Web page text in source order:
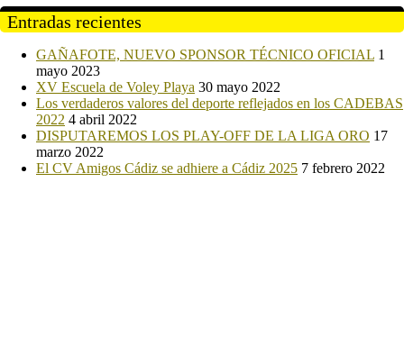
Entradas recientes
GAÑAFOTE, NUEVO SPONSOR TÉCNICO OFICIAL 1
mayo 2023
XV Escuela de Voley Playa 30 mayo 2022
Los verdaderos valores del deporte reflejados en los CADEBAS
2022 4 abril 2022
DISPUTAREMOS LOS PLAY-OFF DE LA LIGA ORO 17
marzo 2022
El CV Amigos Cádiz se adhiere a Cádiz 2025 7 febrero 2022